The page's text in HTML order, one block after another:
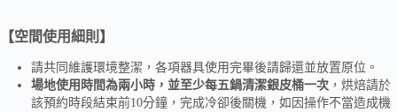
【空間使用細則】
請共同維護環境整潔，各項器具使用完畢後請歸還並放置原位。
場地使用時間為兩小時，並至少每五鍋清潔銀皮桶一次 ，烘焙請於
該預約時段結束前10分鐘，完成冷卻後關機，如因操作不當造成機